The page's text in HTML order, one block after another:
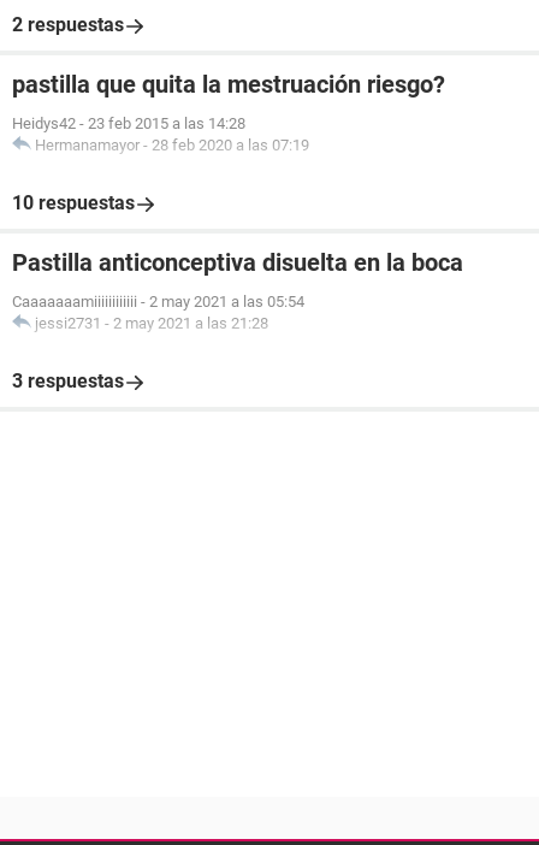
2 respuestas
pastilla que quita la mestruación riesgo?
Heidys42 - 23 feb 2015 a las 14:28
Hermanamayor - 28 feb 2020 a las 07:19
10 respuestas
Pastilla anticonceptiva disuelta en la boca
Caaaaaaamiiiiiiiiiiii - 2 may 2021 a las 05:54
jessi2731 - 2 may 2021 a las 21:28
3 respuestas